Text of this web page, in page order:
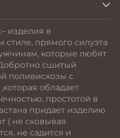
изделия в
прямого силуэта
которые любят
сшитый
поливискозы с
обладает
простотой в
придает изделию
( не сковывая
не садится и